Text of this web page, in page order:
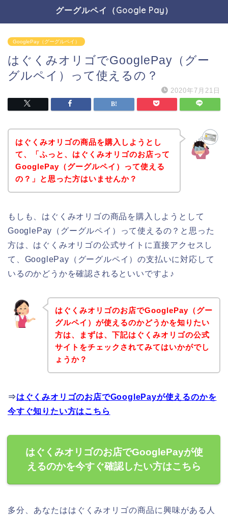
グーグルペイ（Google Pay）
GooglePay（グーグルペイ）
はぐくみオリゴでGooglePay（グー
グルペイ）って使えるの？
2020年7月21日
はぐくみオリゴの商品を購入しようとし
て、「ふっと、はぐくみオリゴのお店って
GooglePay（グーグルペイ）って使える
の？」と思った方はいませんか？
もしも、はぐくみオリゴの商品を購入しようとして
GooglePay（グーグルペイ）って使えるの？と思った
方は、はぐくみオリゴの公式サイトに直接アクセスし
て、GooglePay（グーグルペイ）の支払いに対応して
いるのかどうかを確認されるといいですよ♪
はぐくみオリゴのお店でGooglePay（グー
グルペイ）が使えるのかどうかを知りたい
方は、まずは、下記はぐくみオリゴの公式
サイトをチェックされてみてはいかがでし
ょうか？
⇒はぐくみオリゴのお店でGooglePayが使えるのかを
今すぐ知りたい方はこちら
はぐくみオリゴのお店でGooglePayが使
えるのかを今すぐ確認したい方はこちら
多分、あなたははぐくみオリゴの商品に興味がある人